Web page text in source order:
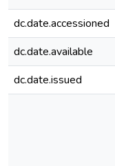
dc.date.accessioned
dc.date.available
dc.date.issued